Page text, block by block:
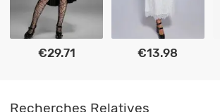
€29.71 €13.98
Recherches Relatives